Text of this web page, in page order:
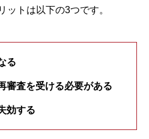
ットは以下の3つです。
る
審査を受ける必要がある
効する